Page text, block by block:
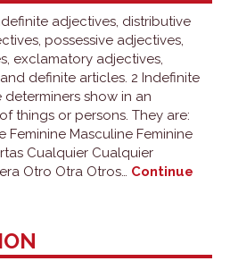
algo
and
alguien
adjectives, distributive
possessive adjectives,
exclamatory adjectives,
definite articles. 2 Indefinite
show in an
things or persons. They are:
Feminine Masculine Feminine
Cualquier Cualquier
Otro Otra Otros… Continue